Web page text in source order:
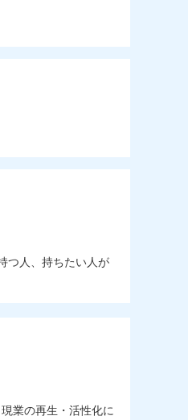
つ人、持ちたい人が
業の再生・活性化に